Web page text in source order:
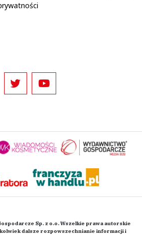
Sp. z o.o. Wszelkie prawa autorskie
dalsze rozpowszechnianie informacji i